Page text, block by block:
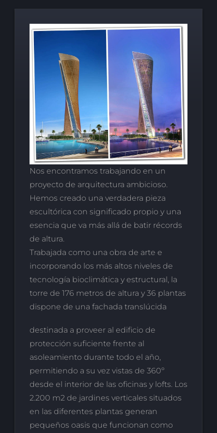
Nos encontramos trabajando en un
proyecto de arquitectura ambicioso.
Hemos creado una verdadera pieza
escultórica con significado propio y una
esencia que va más allá de batir récords
de altura.
Trabajada como una obra de arte e
incorporando los más altos niveles de
tecnología bioclimática y estructural, la
torre de 176 metros de altura y 36 plantas
dispone de una fachada translúcida
destinada a proveer al edificio de
protección suficiente frente al
asoleamiento durante todo el año,
permitiendo a su vez vistas de 360º
desde el interior de las oficinas y lofts. Los
2.200 m2 de jardines verticales situados
en las diferentes plantas generan
pequeños oasis que funcionan como